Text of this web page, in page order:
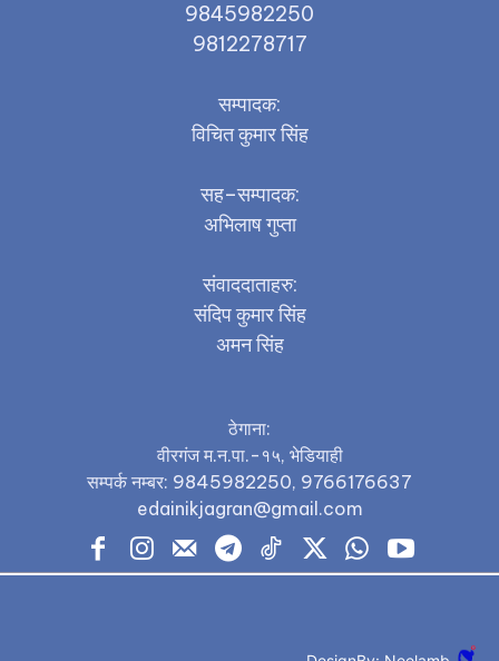
9845982250
9812278717
सम्पादक:
विचित कुमार सिंह
सह–सम्पादक:
अभिलाष गुप्ता
संवाददाताहरु:
संदिप कुमार सिंह
अमन सिंह
ठेगाना:
वीरगंज म.न.पा.-१५, भेडियाही
सम्पर्क नम्बर: 9845982250, 9766176637
edainikjagran@gmail.com